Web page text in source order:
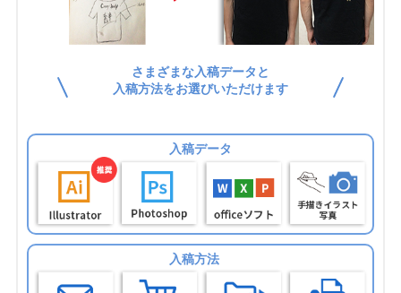
さまざまな入稿データと
入稿方法をお選びいただけます
入稿データ
入稿方法